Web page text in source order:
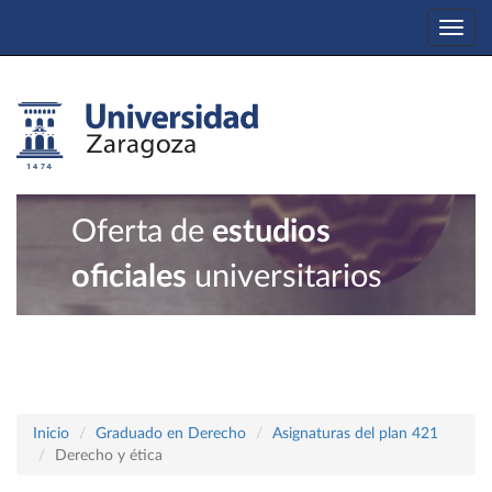
Oferta de estudios
oficiales universitarios
Inicio Graduado en Derecho
Asignaturas del plan 421
Derecho y ética